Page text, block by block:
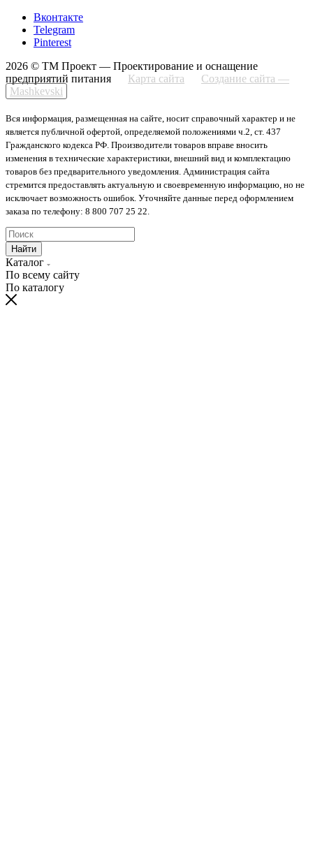
Вконтакте
Telegram
Pinterest
2026 © ТМ Проект — Проектирование и оснащение
предприятий питания
Карта сайта
Создание сайта —
Mashkevski
Вся информация, размещенная на сайте, носит справочный характер и не
является публичной офертой, определяемой положениями ч.2, ст. 437
Гражданского кодекса РФ. Производители товаров вправе вносить
изменения в технические характеристики, внешний вид и комплектацию
товаров без предварительного уведомления. Администрация сайта
стремится предоставлять актуальную и своевременную информацию, но не
исключает возможность ошибок. Уточняйте данные перед оформлением
заказа по телефону: 8 800 707 25 22.
Найти
Каталог
По всему сайту
По каталогу